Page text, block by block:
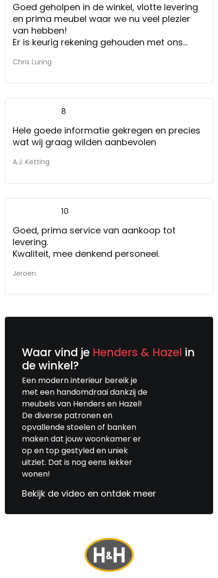
Goed geholpen in de winkel, vlotte levering
en prima meubel waar we nu veel plezier
van hebben!
Er is keurig rekening gehouden met ons
Chris Luring
8
Hele goede informatie gekregen en precies
wat wij graag wilden aanbevolen
A.J. Ketting
10
Goed, prima service van aankoop tot
levering.
Kwaliteit, mee denkend personeel.
Jeroen
Waar vind je Henders & Hazel in
de winkel?
Een modern interieur bereik je
met een handomdraai dankzij de
meubels van Henders en Hazel!
De diverse patronen en
opvallende stoelen of banken
maken dat jouw woonkamer er
op en top gestyled en uniek
uitziet. Dat is nog eens lekker
wonen!
Bekijk de video en ontdek meer